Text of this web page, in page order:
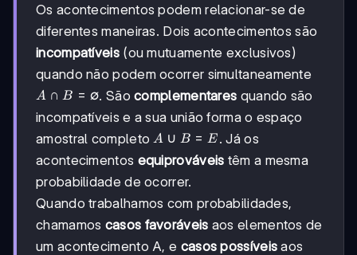
Os acontecimentos podem relacionar-se de
diferentes maneiras. Dois acontecimentos são
incompatíveis(ou mutuamente exclusivos)
quando não podem ocorrer simultaneamente
A∩B
= ∅
A ∩ B = ∅. Sãocomplementares quando são
incompatíveis e a sua união forma o espaço
amostral completoA∪B
= E
A ∪ B = E. Já os
acontecimentos equiprováveis têm a mesma
probabilidade de ocorrer.
Quando trabalhamos com probabilidades,
chamamos casos favoráveis aos elementos de
um acontecimento A, e casos possíveis aos